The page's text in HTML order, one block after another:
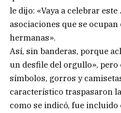
le dijo: «Vaya a celebrar
asociaciones que se
hermanas».
Así, sin banderas, porque
un desfile del orgullo», pero
símbolos, gorros y
característico traspasaron
como se indicó, fue incluido